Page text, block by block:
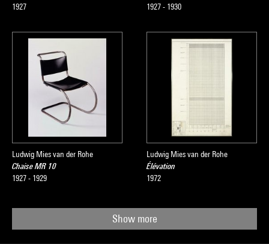
1927
1927 - 1930
Ludwig Mies van der Rohe
Chaise MR 10
1927 - 1929
Ludwig Mies van der Rohe
Élévation
1972
Show more